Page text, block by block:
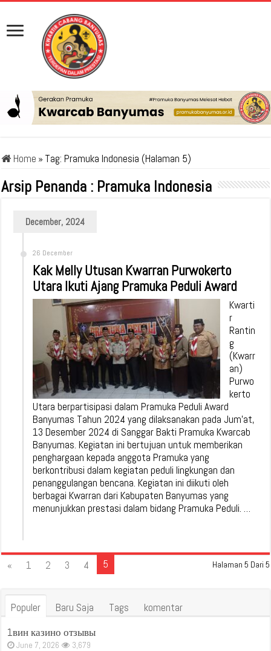
Home » Tag:Pramuka Indonesia (Halaman 5)
Arsip Penanda : Pramuka Indonesia
December, 2024
26 December
Kak Melly Utusan Kwarran Purwokerto
Utara Ikuti Ajang Pramuka Peduli Award
Kwarti
r
Rantin
g
(Kwarr
an)
Purwo
kerto
Utara berpartisipasi dalam Pramuka Peduli Award
Banyumas Tahun 2024 yang dilaksanakan pada Jum’at,
13 Desember 2024 di Sanggar Bakti Pramuka Kwarcab
Banyumas. Kegiatan ini bertujuan untuk memberikan
penghargaan kepada anggota Pramuka yang
berkontribusi dalam kegiatan peduli lingkungan dan
penanggulangan bencana. Kegiatan ini diikuti oleh
berbagai Kwarran dari Kabupaten Banyumas yang
menunjukkan prestasi dalam bidang Pramuka Peduli. …
Halaman 5 Dari 5
« 1 2 3 4 5
Populer Baru Saja Tags
komentar
1вин казино отзывы
June 7, 2026 3,679